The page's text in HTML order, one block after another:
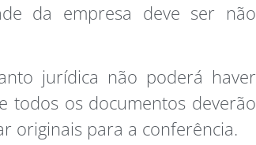
da empresa deve ser não
jurídica não poderá haver
todos os documentos deverão
originais para a conferência.